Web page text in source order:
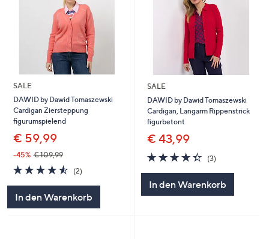
SALE
DAWID by Dawid Tomaszewski
Cardigan Ziersteppung
figurumspielend
€ 59,99
-45% € 109,99
4.5
von
(2)2
In den Warenkorb
SALE
DAWID by Dawid Tomaszewski
Cardigan, Langarm Rippenstrick
figurbetont
€ 43,99
4.3
von
(3)3
In den Warenkorb